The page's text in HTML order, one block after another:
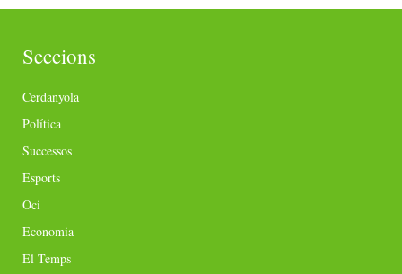
Seccions
Cerdanyola
Política
Successos
Esports
Oci
Economia
El Temps